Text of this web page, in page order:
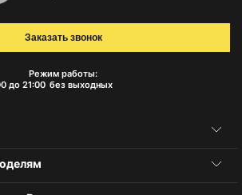
Режим работы:
до 21:00 без выходных
Заказать звонок